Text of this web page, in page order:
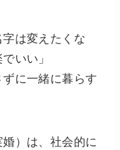
字は変えたくな
いい」
に一緒に暮らす
）は、社会的に